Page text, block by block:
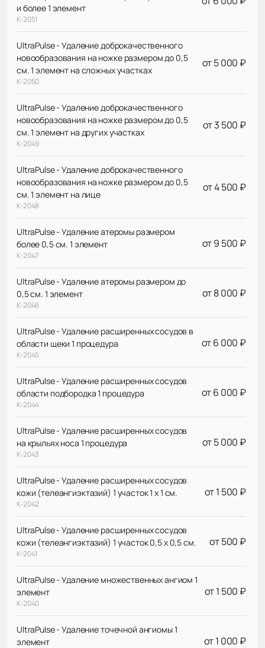
и более 1 элемент
К-2051
UltraPulse - Удаление доброкачественного
новообразования на ножке размером до 0,5
см. 1 элемент на сложных участках
К-2050
от 5 000 ₽
UltraPulse - Удаление доброкачественного
новообразования на ножке размером до 0,5
см. 1 элемент на других участках
К-2049
от 3 500 ₽
UltraPulse - Удаление доброкачественного
новообразования на ножке размером до 0,5
см. 1 элемент на лице
К-2048
от 4 500 ₽
UltraPulse - Удаление атеромы размером
более 0,5 см. 1 элемент
К-2047
от 9 500 ₽
UltraPulse - Удаление атеромы размером до
0,5 см. 1 элемент
К-2046
от 8 000 ₽
UltraPulse - Удаление расширенных сосудов в
области щеки 1 процедура
К-2045
от 6 000 ₽
UltraPulse - Удаление расширенных сосудов
области подбородка 1 процедура
К-2044
от 6 000 ₽
UltraPulse - Удаление расширенных сосудов
на крыльях носа 1 процедура
К-2043
от 5 000 ₽
UltraPulse - Удаление расширенных сосудов
кожи (телеангиэктазий) 1 участок 1 х 1 см.
К-2042
от 1 500 ₽
UltraPulse - Удаление расширенных сосудов
кожи (телеангиэктазий) 1 участок 0,5 х 0,5 см.
К-2041
от 500 ₽
UltraPulse - Удаление множественных ангиом 1
элемент
К-2040
от 1 500 ₽
UltraPulse - Удаление точечной ангиомы 1
элемент
от 1 000 ₽